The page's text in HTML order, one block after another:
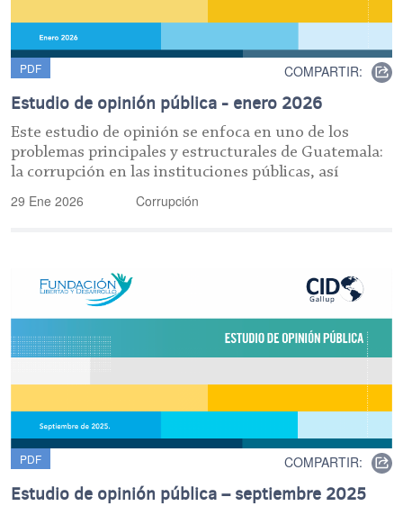
PDF COMPARTIR:
Estudio de opinión pública - enero 2026
Este estudio de opinión se enfoca en uno de los
problemas principales y estructurales de Guatemala:
la corrupción en las instituciones públicas, así
29 Ene 2026 Corrupción
PDF COMPARTIR:
Estudio de opinión pública – septiembre 2025